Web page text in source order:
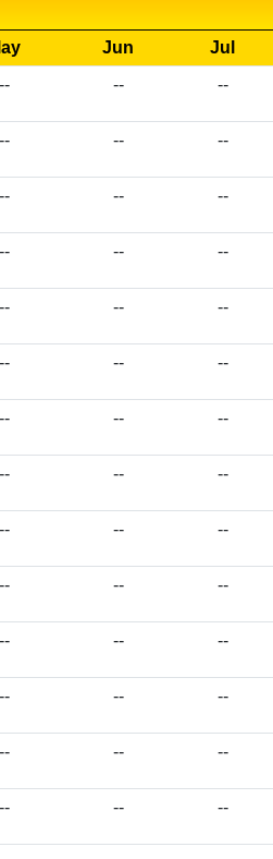
Jun Jul
-- -- --
-- -- --
-- -- --
-- -- --
-- -- --
-- -- --
-- -- --
-- -- --
-- -- --
-- -- --
-- -- --
-- -- --
-- -- --
-- -- --